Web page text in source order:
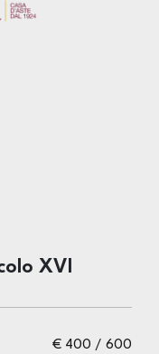
XVI
€ 400 / 600